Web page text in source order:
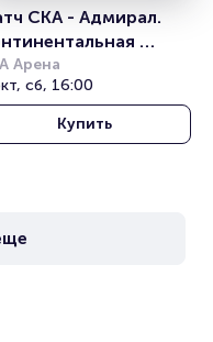
СКА - Адмирал.
лига
Арена
сб, 16:00
Купить